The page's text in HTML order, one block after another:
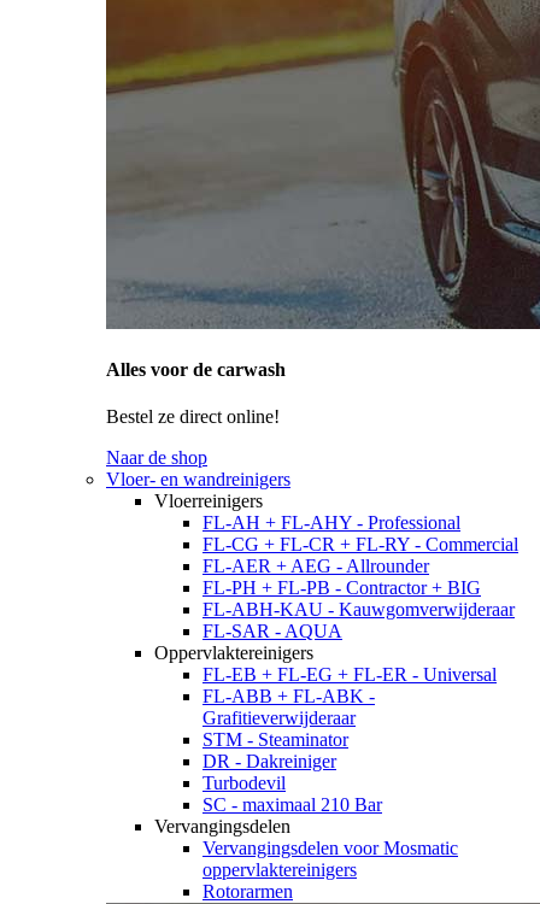
Alles voor de carwash
Bestel ze direct online!
Naar de shop
Vloer- en wandreinigers
Vloerreinigers
FL-AH + FL-AHY - Professional
FL-CG + FL-CR + FL-RY - Commercial
FL-AER + AEG - Allrounder
FL-PH + FL-PB - Contractor + BIG
FL-ABH-KAU - Kauwgomverwijderaar
FL-SAR - AQUA
Oppervlaktereinigers
FL-EB + FL-EG + FL-ER - Universal
FL-ABB + FL-ABK -
Grafitieverwijderaar
STM - Steaminator
DR - Dakreiniger
Turbodevil
SC - maximaal 210 Bar
Vervangingsdelen
Vervangingsdelen voor Mosmatic
oppervlaktereinigers
Rotorarmen